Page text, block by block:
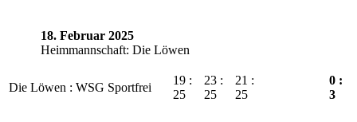
18. Februar 2025
Heimmannschaft: Die Löwen
Die Löwen : WSG Sportfrei
19 :
25
23 :
25
21 :
25
0 :
3